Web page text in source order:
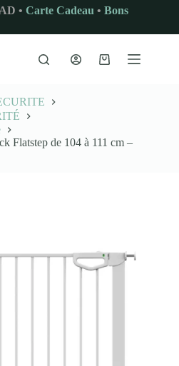
• Carte Cadeau • Bons
Panier
Flatstep de 104 à 111 cm –